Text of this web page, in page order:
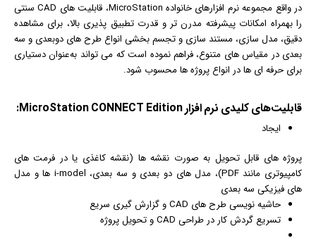
در واقع مجموعهنرم افزار
های خانواده MicroStation، قابلیت های CAD سنتی
را بهمراه امکانات پیشرفته مدرن تر و قدرت تطبیق پذیری بالا، برای مشاهده
دقیق، مدل سازی، مستند سازی و تجسم بخشی انواع طرح های دوبعدی و سه
بعدی در مقیاس های متنوع، فراهم نموده است که می تواند به‌عنوان دستیاری
برای حرفه ای ها در انواع پروژه ها محسوب شود.
قابلیت‌های کلیدی نرم افزار MicroStation CONNECT Edition:
ایجاد
پروژه های قابل تحویل به صورت نقشه ها (نقشه کاغذی یا در فرمت های
کامپیوتری مانند PDF)، مدل های دو بعدی و سه بعدی، i-model ها و مدل
های فیزیکی سه بعدی
حاشیه نویسی طرح های CAD و گزارش گیری سریع
تسریع گردش کار در طراحی CAD و تحویل پروژه